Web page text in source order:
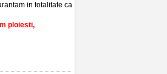
in totalitate ca
ploiesti,